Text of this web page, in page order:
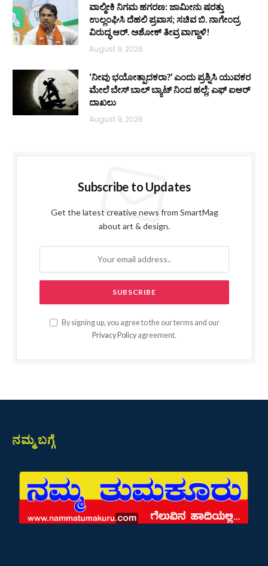
ವಾಲ್ಮೀಕಿ ನಿಗಮ ಹಗರಣ: ಜಾಮೀನು ಷರತ್ತು
ಉಲ್ಲಂಘಿಸಿ ದೆಹಲಿ ಪ್ರವಾಸ; ಸಚಿವ ಬಿ. ನಾಗೇಂದ್ರ
ವಿರುದ್ಧ ಆರ್. ಅಶೋಕ್ ತೀವ್ರ ವಾಗ್ದಾಳಿ!
August 9, 2026
‘ನೀವು ಭಯೋತ್ಪಾದಕರಾ?’ ಎಂದು ಪ್ರಶ್ನಿಸಿ ಯುವಕರ
ಮೇಲೆ ಬೇಸ್‌ ಬಾಲ್ ಬ್ಯಾಟ್‌ ನಿಂದ ಹಲ್ಲೆ; ಎಫ್‌ ಐಆರ್
ದಾಖಲು
August 9, 2026
Subscribe to Updates
Get the latest creative news from SmartMag
about art & design.
By signing up, you agree to the our terms and our
Privacy Policy agreement.
ನಮ್ಮ ಬಗ್ಗೆ